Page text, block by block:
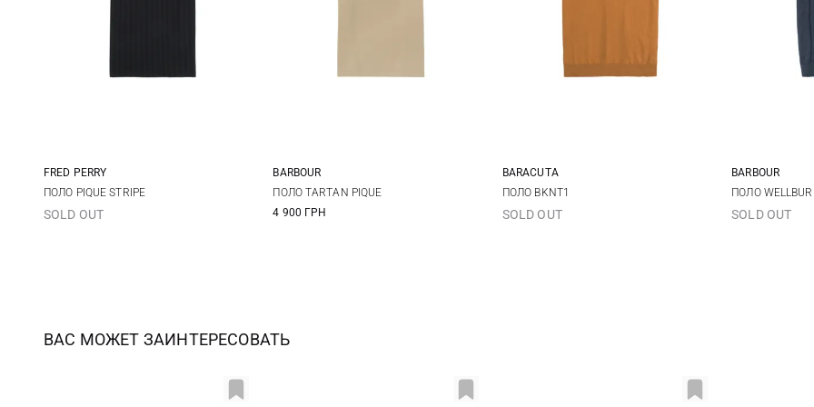
M L
FRED PERRY
ПОЛО PIQUE STRIPE
SOLD OUT
M L
BARBOUR
ПОЛО TARTAN PIQUE
4 900 ГРН
S
BARACUTA
ПОЛО BKNT1
SOLD OUT
M
BARBOUR
ПОЛО
SOLD OUT
ВАС МОЖЕТ ЗАИНТЕРЕСОВАТЬ